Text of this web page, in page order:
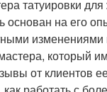
татуировки
основан на его
который
от клиентов